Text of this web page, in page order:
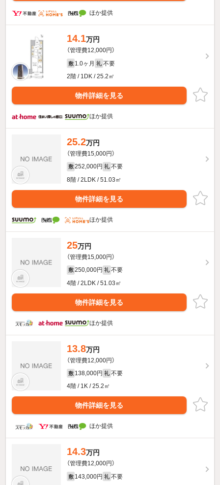
ほか提供
14.1万円
（管理費12,000円）
敷 1.0ヶ月 礼 不要
2階 / 1DK / 25.2㎡
物件詳細を見る
ほか提供
25.2万円
（管理費15,000円）
敷 252,000円 礼 不要
8階 / 2LDK / 51.03㎡
物件詳細を見る
ほか提供
25万円
（管理費15,000円）
敷 250,000円 礼 不要
4階 / 2LDK / 51.03㎡
物件詳細を見る
ほか提供
13.8万円
（管理費12,000円）
敷 138,000円 礼 不要
4階 / 1K / 25.2㎡
物件詳細を見る
ほか提供
14.3万円
（管理費12,000円）
敷 143,000円 礼 不要